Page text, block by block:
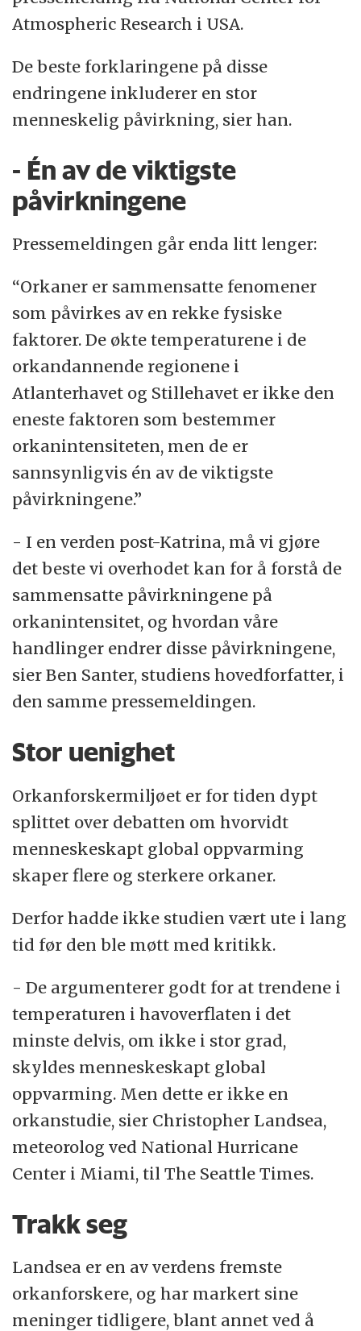
Atmospheric Research i USA.
De beste forklaringene på disse
endringene inkluderer en stor
menneskelig påvirkning, sier han.
- Én av de viktigste
påvirkningene
Pressemeldingen går enda litt lenger:
“Orkaner er sammensatte fenomener
som påvirkes av en rekke fysiske
faktorer. De økte temperaturene i de
orkandannende regionene i
Atlanterhavet og Stillehavet er ikke den
eneste faktoren som bestemmer
orkanintensiteten, men de er
sannsynligvis én av de viktigste
påvirkningene.”
- I en verden post-Katrina, må vi gjøre
det beste vi overhodet kan for å forstå de
sammensatte påvirkningene på
orkanintensitet, og hvordan våre
handlinger endrer disse påvirkningene,
sier Ben Santer, studiens hovedforfatter, i
den samme pressemeldingen.
Stor uenighet
Orkanforskermiljøet er for tiden dypt
splittet over debatten om hvorvidt
menneskeskapt global oppvarming
skaper flere og sterkere orkaner.
Derfor hadde ikke studien vært ute i lang
tid før den ble møtt med kritikk.
- De argumenterer godt for at trendene i
temperaturen i havoverflaten i det
minste delvis, om ikke i stor grad,
skyldes menneskeskapt global
oppvarming. Men dette er ikke en
orkanstudie, sier Christopher Landsea,
meteorolog ved National Hurricane
Center i Miami, til The Seattle Times.
Trakk seg
Landsea er en av verdens fremste
orkanforskere, og har markert sine
meninger tidligere, blant annet ved å